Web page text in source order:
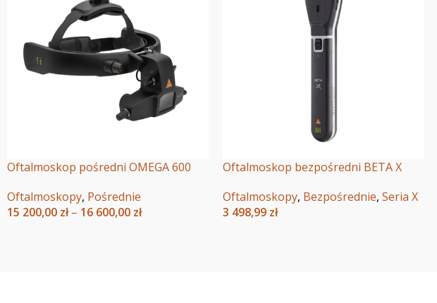
Oftalmoskop pośredni OMEGA 600
Oftalmoskopy, Pośrednie
15 200,00 zł – 16 600,00 zł
Oftalmoskop bezpośredni BETA X
Oftalmoskopy, Bezpośrednie, Seria X
3 498,99 zł